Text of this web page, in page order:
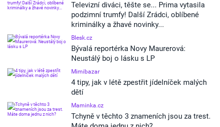
Televizní diváci, těšte se... Prima vytasila
podzimní trumfy! Další Zrádci, oblíbené
kriminálky a žhavé novinky...
Blesk.cz
Bývalá reportérka Novy Maurerová:
Neustálý boj o lásku s LP
Mimibazar
4 tipy, jak v létě zpestřit jídelníček malých
dětí
Maminka.cz
Tchyně v těchto 3 znameních jsou za trest.